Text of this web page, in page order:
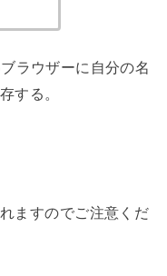
ラウザーに自分の名
する。
ますのでご注意くだ